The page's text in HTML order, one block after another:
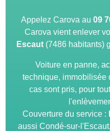
Appelez Carova au 09
Carova vient enlever
Escaut(7486 habitants)
Voiture en panne,
technique, immobilisée
cas sont pris, pour
Couverture du service :
aussi Condé-sur-